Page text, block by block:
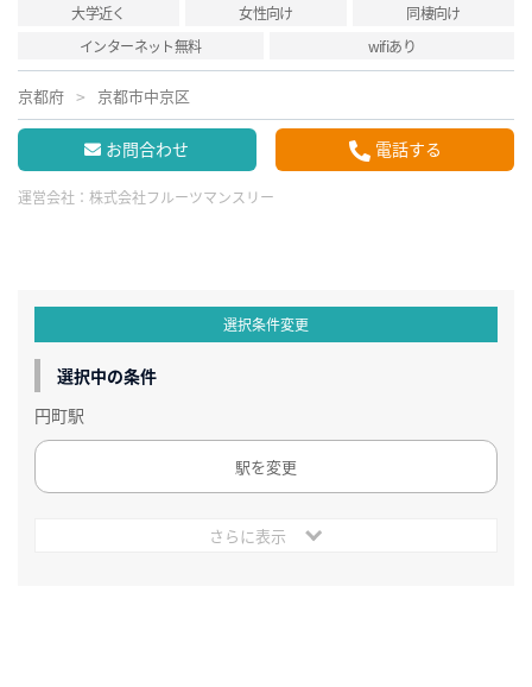
大学近く 女性向け
同棲向け
インターネット無料
wifiあり
京都府 京都市中京区
お問合わせ 電話する
運営会社： 株式会社フルーツマンスリー
選択条件変更
選択中の条件
円町駅
駅を変更
さらに表示